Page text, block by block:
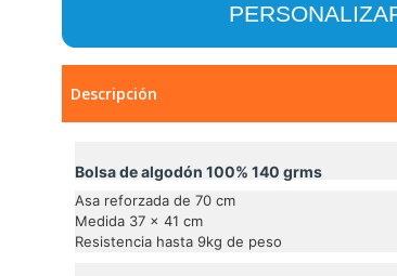
Descripción
Bolsa de algodón 100% 140 grms
Asa reforzada de 70 cm
Medida 37 x 41 cm
Resistencia hasta 9kg de peso